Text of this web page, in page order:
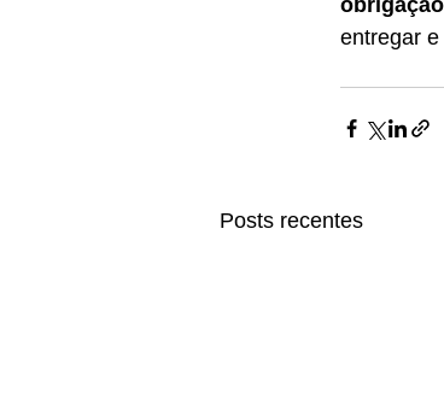
entregar
Posts recentes